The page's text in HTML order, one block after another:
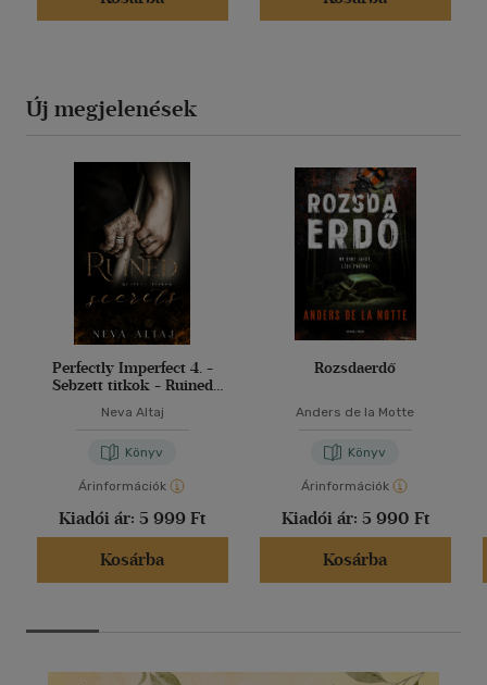
Új megjelenések
Perfectly Imperfect 4. -
Sebzett titkok - Ruined
Neva Altaj
Könyv
Árinformációk
Kiadói ár: 5 999 Ft
Kosárba
Rozsdaerdő
Anders de la Motte
Könyv
Árinformációk
Kiadói ár: 5 990 Ft
Kosárba